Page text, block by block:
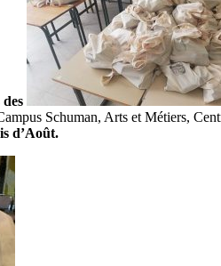
Schuman, Arts et Métiers,
d’Août.